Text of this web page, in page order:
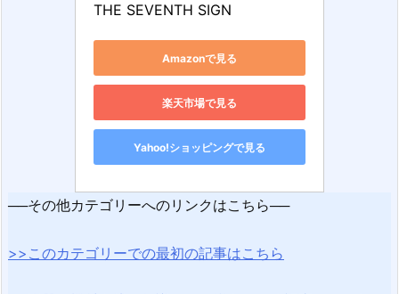
THE SEVENTH SIGN
Amazonで見る
楽天市場で見る
Yahoo!ショッピングで見る
──その他カテゴリーへのリンクはこちら──
>>このカテゴリーでの最初の記事はこちら